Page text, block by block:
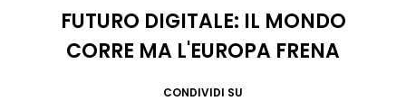
FUTURO DIGITALE: IL MONDO
CORRE MA L'EUROPA FRENA
CONDIVIDI SU